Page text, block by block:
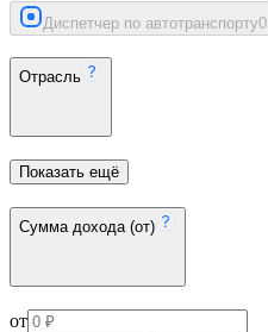
Диспетчер по автотранспорту0
Отрасль
Показать ещё
Сумма дохода (от)
от